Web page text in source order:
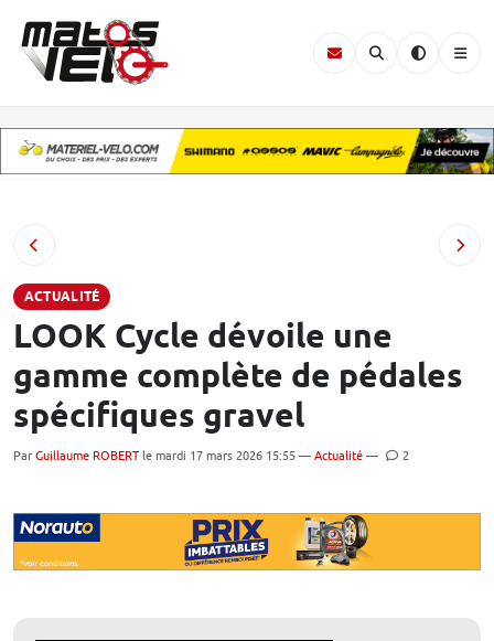
ACTUALITÉ
LOOK Cycle dévoile une
gamme complète de pédales
spécifiques gravel
Par Guillaume ROBERT le mardi 17 mars 2026 15:55 — Actualité — 2